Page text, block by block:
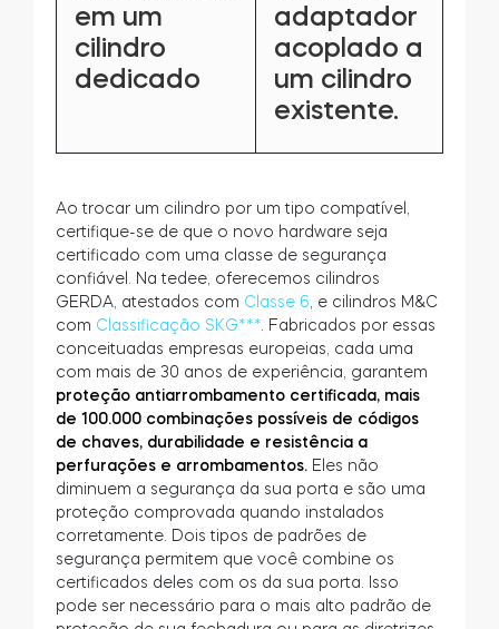
em um
cilindro
dedicado
adaptador
acoplado a
um cilindro
existente.
Ao trocar um cilindro por um tipo compatível,
certifique-se de que o novo hardware seja
certificado com uma classe de segurança
confiável. Na tedee, oferecemos cilindros
GERDA, atestados com Classe 6 , e cilindros M&C
com Classificação SKG*** . Fabricados por essas
conceituadas empresas europeias, cada uma
com mais de 30 anos de experiência, garantem
proteção antiarrombamento certificada, mais
de 100.000 combinações possíveis de códigos
de chaves, durabilidade e resistência a
perfurações e arrombamentos.
Eles não
diminuem a segurança da sua porta e são uma
proteção comprovada quando instalados
corretamente. Dois tipos de padrões de
segurança permitem que você combine os
certificados deles com os da sua porta. Isso
pode ser necessário para o mais alto padrão de